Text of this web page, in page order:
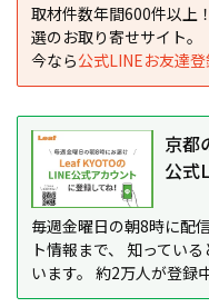
取材件数年間600件以上
選のお取り寄せサイト。
今なら公式LINEお友達
京都
公式
毎週金曜日の朝8時に配
ト情報まで、 知ってい
います。 約2万人が登録中